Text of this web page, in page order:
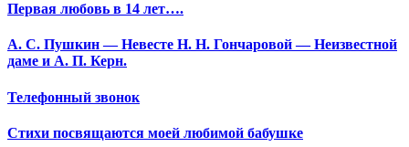
Первая любовь в 14 лет….
А. С. Пушкин — Невесте Н. Н. Гончаровой — Неизвестной
даме и А. П. Керн.
Телефонный звонок
Стихи посвящаются моей любимой бабушке